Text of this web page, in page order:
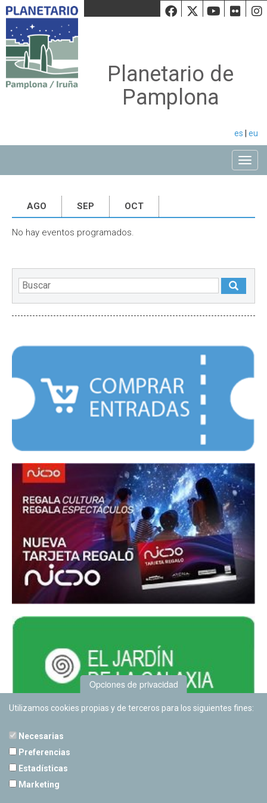
Facebook
Twiiter
Planetario de
Pamplona
es eu
AGO SEP OCT
No hay eventos programados.
Opciones de privacidad
Utilizamos cookies propias y de terceros para los siguientes fines:
Necesarias
Preferencias
Estadísticas
Marketing